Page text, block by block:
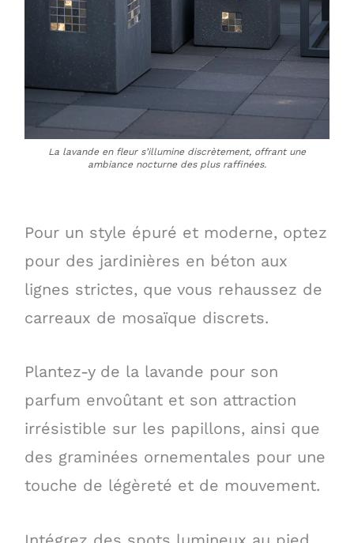
La lavande en fleur s’illumine discrètement, offrant une
ambiance nocturne des plus raffinées.
Pour un style épuré et moderne, optez
pour des jardinières en béton aux
lignes strictes, que vous rehaussez de
carreaux de mosaïque discrets.
Plantez-y de la lavande pour son
parfum envoûtant et son attraction
irrésistible sur les papillons, ainsi que
des graminées ornementales pour une
touche de légèreté et de mouvement.